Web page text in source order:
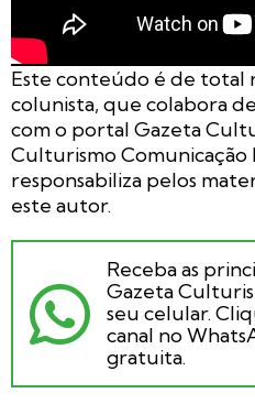
Este conteúdo é de total
colunista, que colabora
com o portal Gazeta
Culturismo Comunicação
responsabiliza pelos
este autor.
Receba as
Gazeta
seu celular.
canal no
gratuita.